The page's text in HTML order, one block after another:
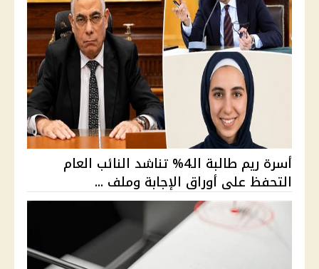
أسرة ريم طالبة الـ4% تناشد النائب العام
التحفظ على أوراق الإجابة وملف ...